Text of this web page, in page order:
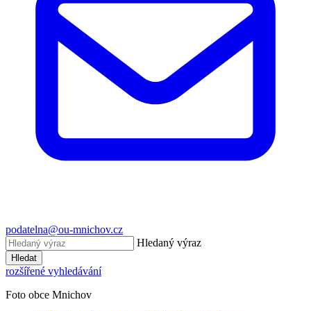
podatelna@ou-mnichov.cz
Hledaný výraz
Hledat
rozšířené vyhledávání
Foto obce Mnichov